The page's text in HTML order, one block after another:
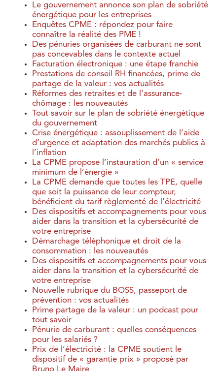
Le gouvernement annonce son plan de sobriété
énergétique pour les entreprises
Enquêtes CPME : répondez pour faire
connaître la réalité des PME !
Des pénuries organisées de carburant ne sont
pas concevables dans le contexte actuel
Facturation électronique : une étape franchie
Prestations de conseil RH financées, prime de
partage de la valeur : vos actualités
Réformes des retraites et de l’assurance-
chômage : les nouveautés
Tout savoir sur le plan de sobriété énergétique
du gouvernement
Crise énergétique : assouplissement de l’aide
d’urgence et adaptation des marchés publics à
l’inflation
La CPME propose l’instauration d’un « service
minimum de l’énergie »
La CPME demande que toutes les TPE, quelle
que soit la puissance de leur compteur,
bénéficient du tarif règlementé de l’électricité
Des dispositifs et accompagnements pour vous
aider dans la transition et la cybersécurité de
votre entreprise
Démarchage téléphonique et droit de la
consommation : les nouveautés
Des dispositifs et accompagnements pour vous
aider dans la transition et la cybersécurité de
votre entreprise
Nouvelle rubrique du BOSS, passeport de
prévention : vos actualités
Prime partage de la valeur : un podcast pour
tout savoir
Pénurie de carburant : quelles conséquences
pour les salariés ?
Prix de l’électricité : la CPME soutient le
dispositif de « garantie prix » proposé par
Bruno Le Maire